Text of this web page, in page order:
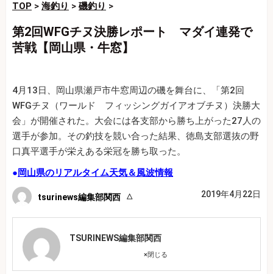
TOP > 海釣り > 磯釣り >
第2回WFGチヌ決勝レポート マダイ連発で
苦戦【岡山県・牛窓】
4月13日、岡山県瀬戸市牛窓周辺の磯を舞台に、「第2回
WFGチヌ（ワールド フィッシングガイアオブチヌ）決勝大
会」が開催された。大会には各支部から勝ち上がった27人の
選手が参加。その釣技を競い合った結果、徳島支部選抜の野
口真平選手が栄えある栄冠を勝ち取った。
● 岡山県のリアルタイム天気＆風波情報
tsurinews編集部関西 2019年4月22日
TSURINEWS編集部関西
×閉じる